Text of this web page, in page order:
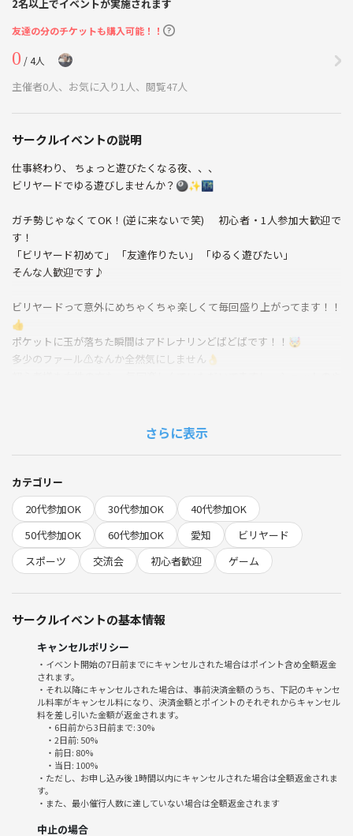
2名以上でイベントが実施されます
友達の分のチケットも購入可能！！
0 / 4人
主催者0人、お気に入り1人、閲覧47人
サークルイベントの説明
仕事終わり、 ちょっと遊びたくなる夜、、、
ビリヤードでゆる遊びしませんか？🎱✨️🌃
ガチ勢じゃなくてOK！(逆に来ないで笑) 初心者・1人参加大歓迎で
す！
「ビリヤード初めて」 「友達作りたい」 「ゆるく遊びたい」
そんな人歓迎です♪
ビリヤードって意外にめちゃくちゃ楽しくて毎回盛り上がってます！！
👍️
ポケットに玉が落ちた瞬間はアドレナリンどばどばです！！🤯
多少のファール⚠️なんか全然気にしません👌
自然に仲良くなれるので、 人見知りさんも安心して下さい😊
◆🎱場所→カラオケJOYJOY平安通店〜
地下鉄 平安通 ５番出口徒歩５分
女性のお客さんもよくみかけます！👩
◆💰️料金→現地でのお支払いは1人あたり約1000円です！(事前決済と
すぐ案内してくれることが多いですが、混んでいたら待ち時間発生しま
(参加者決まり次第予約します！)
上手い下手関係ありません！
初心者様からそこそこやったことある方、勝ち負けにこだわらない方、
一緒に楽しみましょー🎶(^^)
宜しくお願いします😌
さらに表示
カテゴリー
20代参加OK
30代参加OK
40代参加OK
50代参加OK
60代参加OK 愛知
ビリヤード
スポーツ
交流会 初心者歓迎 ゲーム
サークルイベントの基本情報
キャンセルポリシー
・イベント開始の7日前までにキャンセルされた場合はポイント含め全額返金
されます。
・それ以降にキャンセルされた場合は、事前決済金額のうち、下記のキャンセ
ル料率がキャンセル料になり、決済金額とポイントのそれぞれからキャンセル
料を差し引いた金額が返金されます。
・6日前から3日前まで: 30%
・2日前: 50%
・前日: 80%
・当日: 100%
・ただし、お申し込み後 1時間以内にキャンセルされた場合は全額返金されま
す。
・また、最小催行人数に達していない場合は全額返金されます
中止の場合